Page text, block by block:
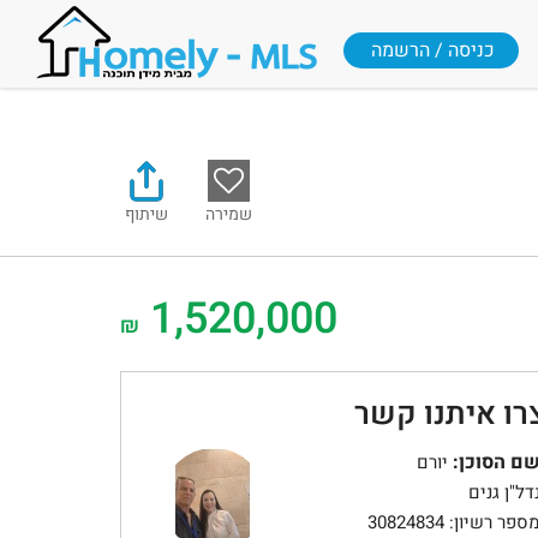
כניסה / הרשמה
שמירה שיתוף
1,520,000
₪
איתנו קשר
שם הסוכן: יורם
גנים
מספר רשיון: 30824834